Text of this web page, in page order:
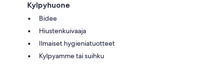
Kylpyhuone
Bidee
Hiustenkuivaaja
Ilmaiset hygieniatuotteet
Kylpyamme tai suihku